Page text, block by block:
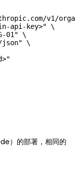
v1/
api-key>" \
01" \
\
）的部署，相同的